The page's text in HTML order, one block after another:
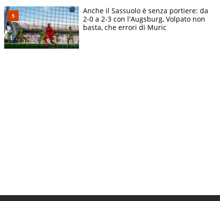
Anche il Sassuolo è senza portiere: da
2-0 a 2-3 con l'Augsburg, Volpato non
basta, che errori di Muric